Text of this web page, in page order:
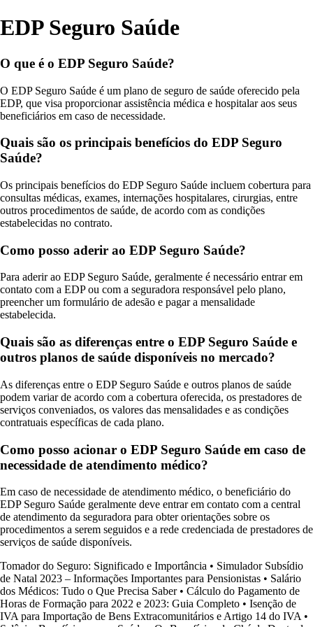
EDP Seguro Saúde
O que é o EDP Seguro Saúde?
O EDP Seguro Saúde é um plano de seguro de saúde oferecido pela
EDP, que visa proporcionar assistência médica e hospitalar aos seus
beneficiários em caso de necessidade.
Quais são os principais benefícios do EDP Seguro
Saúde?
Os principais benefícios do EDP Seguro Saúde incluem cobertura para
consultas médicas, exames, internações hospitalares, cirurgias, entre
outros procedimentos de saúde, de acordo com as condições
estabelecidas no contrato.
Como posso aderir ao EDP Seguro Saúde?
Para aderir ao EDP Seguro Saúde, geralmente é necessário entrar em
contato com a EDP ou com a seguradora responsável pelo plano,
preencher um formulário de adesão e pagar a mensalidade
estabelecida.
Quais são as diferenças entre o EDP Seguro Saúde e
outros planos de saúde disponíveis no mercado?
As diferenças entre o EDP Seguro Saúde e outros planos de saúde
podem variar de acordo com a cobertura oferecida, os prestadores de
serviços conveniados, os valores das mensalidades e as condições
contratuais específicas de cada plano.
Como posso acionar o EDP Seguro Saúde em caso de
necessidade de atendimento médico?
Em caso de necessidade de atendimento médico, o beneficiário do
EDP Seguro Saúde geralmente deve entrar em contato com a central
de atendimento da seguradora para obter orientações sobre os
procedimentos a serem seguidos e a rede credenciada de prestadores de
serviços de saúde disponíveis.
Tomador do Seguro: Significado e Importância • Simulador Subsídio
de Natal 2023 – Informações Importantes para Pensionistas • Salário
dos Médicos: Tudo o Que Precisa Saber• Cálculo do Pagamento de
Horas de Formação para 2022 e 2023: Guia Completo • Isenção de
IVA para Importação de Bens Extracomunitários e Artigo 14 do IVA •